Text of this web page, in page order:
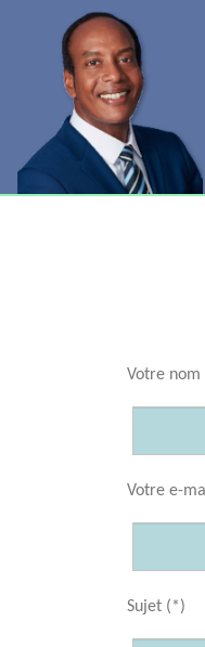
Votre nom
Votre e-
Sujet (*)